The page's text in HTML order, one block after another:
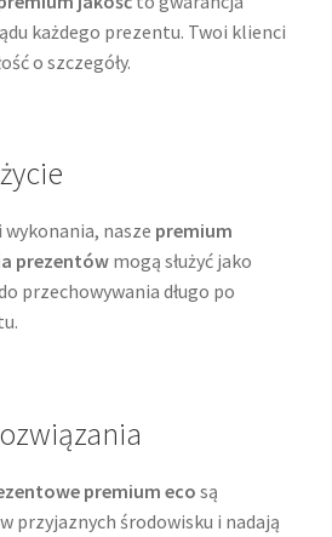
każdego prezentu. Twoi klienci
o szczegóły.
nasze premium
prezentówmogą służyć jako
przechowywania długo po
premium eco są
przyjaznych środowisku i nadają